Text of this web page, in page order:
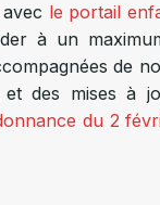
le portail
à un
de
des mises à
du 2